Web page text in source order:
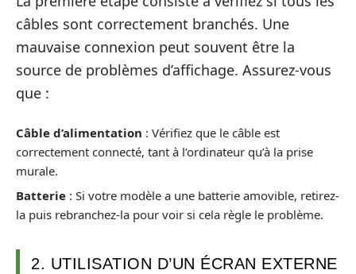
câbles sont correctement branchés. Une
mauvaise connexion peut souvent être la
source de problèmes d’affichage. Assurez-vous
que :
Câble d’alimentation : Vérifiez que le câble est
correctement connecté, tant à l’ordinateur qu’à la prise
murale.
Batterie : Si votre modèle a une batterie amovible, retirez-
la puis rebranchez-la pour voir si cela règle le problème.
2. UTILISATION D’UN ÉCRAN EXTERNE